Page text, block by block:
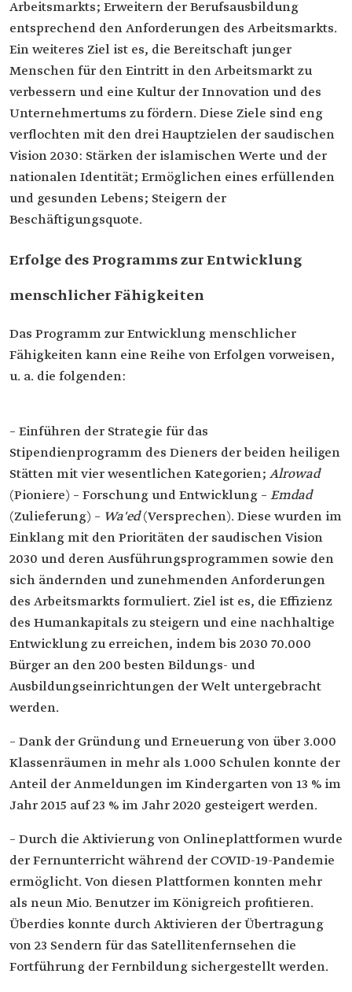
Arbeitsmarkts; Erweitern der Berufsausbildung
entsprechend den Anforderungen des Arbeitsmarkts.
Ein weiteres Ziel ist es, die Bereitschaft junger
Menschen für den Eintritt in den Arbeitsmarkt zu
verbessern und eine Kultur der Innovation und des
Unternehmertums zu fördern. Diese Ziele sind eng
verflochten mit den drei Hauptzielen der saudischen
Vision 2030: Stärken der islamischen Werte und der
nationalen Identität; Ermöglichen eines erfüllenden
und gesunden Lebens; Steigern der
Beschäftigungsquote.
Erfolge des Programms zur Entwicklung
menschlicher Fähigkeiten
Das Programm zur Entwicklung menschlicher
Fähigkeiten kann eine Reihe von Erfolgen vorweisen,
u. a. die folgenden:
– Einführen der Strategie für das
Stipendienprogramm des Dieners der beiden heiligen
Stätten mit vier wesentlichen Kategorien; Alrowad
(Pioniere) – Forschung und Entwicklung – Emdad
(Zulieferung) – Wa'ed(Versprechen). Diese wurden im
Einklang mit den Prioritäten der saudischen Vision
2030 und deren Ausführungsprogrammen sowie den
sich ändernden und zunehmenden Anforderungen
des Arbeitsmarkts formuliert. Ziel ist es, die Effizienz
des Humankapitals zu steigern und eine nachhaltige
Entwicklung zu erreichen, indem bis 2030 70.000
Bürger an den 200 besten Bildungs- und
Ausbildungseinrichtungen der Welt untergebracht
werden.
– Dank der Gründung und Erneuerung von über 3.000
Klassenräumen in mehr als 1.000 Schulen konnte der
Anteil der Anmeldungen im Kindergarten von 13 % im
Jahr 2015 auf 23 % im Jahr 2020 gesteigert werden.
– Durch die Aktivierung von Onlineplattformen wurde
der Fernunterricht während der COVID-19-Pandemie
ermöglicht. Von diesen Plattformen konnten mehr
als neun Mio. Benutzer im Königreich profitieren.
Überdies konnte durch Aktivieren der Übertragung
von 23 Sendern für das Satellitenfernsehen die
Fortführung der Fernbildung sichergestellt werden.